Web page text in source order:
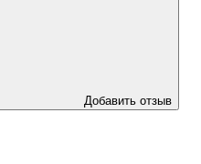
Добавить отзыв